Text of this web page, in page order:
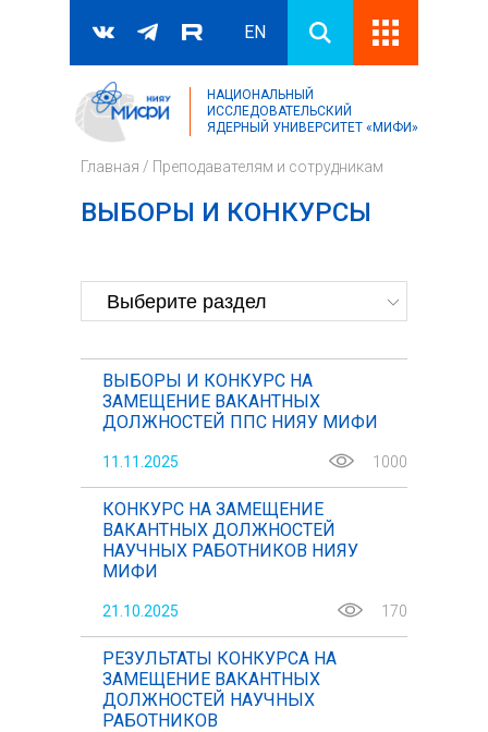
Форма поиска
Поиск
EN
НАЦИОНАЛЬНЫЙ
ИССЛЕДОВАТЕЛЬСКИЙ
ЯДЕРНЫЙ УНИВЕРСИТЕТ «МИФИ»
Главная / Преподавателям и сотрудникам
ВЫБОРЫ И КОНКУРСЫ
ВЫБОРЫ И КОНКУРС НА
ЗАМЕЩЕНИЕ ВАКАНТНЫХ
ДОЛЖНОСТЕЙ ППС НИЯУ МИФИ
11.11.2025 1000
КОНКУРС НА ЗАМЕЩЕНИЕ
ВАКАНТНЫХ ДОЛЖНОСТЕЙ
НАУЧНЫХ РАБОТНИКОВ НИЯУ
МИФИ
21.10.2025 170
РЕЗУЛЬТАТЫ КОНКУРСА НА
ЗАМЕЩЕНИЕ ВАКАНТНЫХ
ДОЛЖНОСТЕЙ НАУЧНЫХ
РАБОТНИКОВ